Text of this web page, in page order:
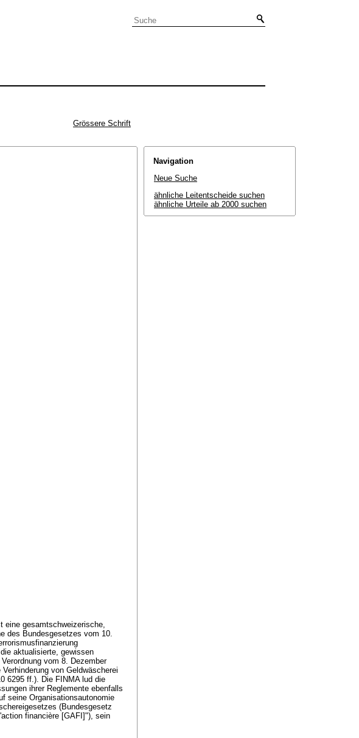
Grössere Schrift
eine gesamtschweizerische,
des Bundesgesetzes vom 10.
aktualisierte, gewissen
vom 8. Dezember
von Geldwäscherei
6295 ff.). Die FINMA lud die
ihrer Reglemente ebenfalls
seine Organisationsautonomie
(Bundesgesetz
financière [GAFI]"), sein
Navigation
Neue Suche
ähnliche Leitentscheide suchen
ähnliche Urteile ab 2000 suchen